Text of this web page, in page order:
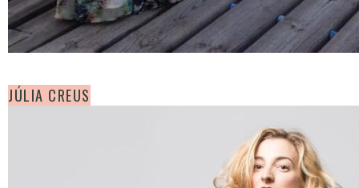
JÚLIA CREUS